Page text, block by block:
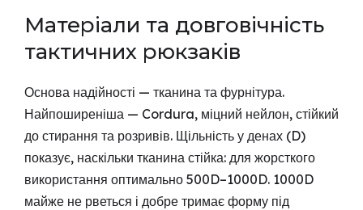
Матеріали та довговічність
тактичних рюкзаків
Основа надійності — тканина та фурнітура.
Найпоширеніша — Cordura, міцний нейлон, стійкий
до стирання та розривів. Щільність у денах (D)
показує, наскільки тканина стійка: для жорсткого
використання оптимально 500D–1000D. 1000D
майже не рветься і добре тримає форму під